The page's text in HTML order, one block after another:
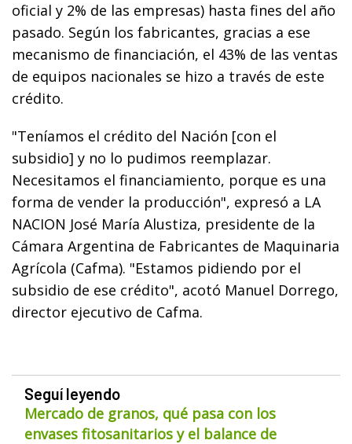
oficial y 2% de las empresas) hasta fines del año
pasado. Según los fabricantes, gracias a ese
mecanismo de financiación, el 43% de las ventas
de equipos nacionales se hizo a través de este
crédito.
"Teníamos el crédito del Nación [con el
subsidio] y no lo pudimos reemplazar.
Necesitamos el financiamiento, porque es una
forma de vender la producción", expresó a LA
NACION José María Alustiza, presidente de la
Cámara Argentina de Fabricantes de Maquinaria
Agrícola (Cafma). "Estamos pidiendo por el
subsidio de ese crédito", acotó Manuel Dorrego,
director ejecutivo de Cafma.
Seguí leyendo
Mercado de granos, qué pasa con los
envases fitosanitarios y el balance de